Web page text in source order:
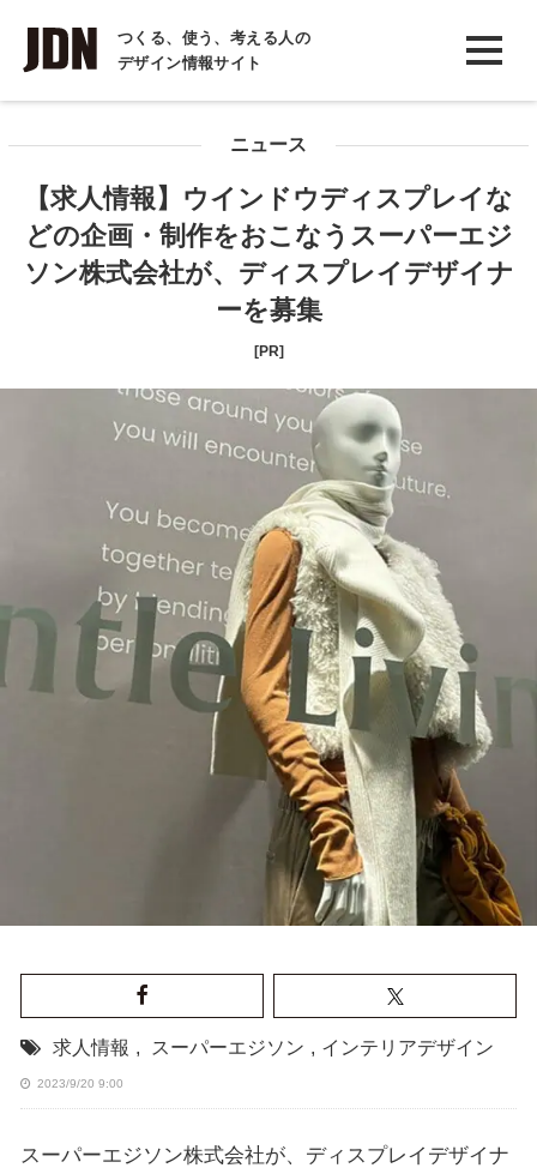
つくる、使う、考える人の
デザイン情報サイト
INTERVIEW
インタビュー
COLUMN
コラム
ニュース
【求人情報】ウインドウディスプレイな
どの企画・制作をおこなうスーパーエジ
ソン株式会社が、ディスプレイデザイナ
ーを募集
[PR]
求人情報 , スーパーエジソン , インテリアデザイン
2023/9/20 9:00
スーパーエジソン株式会社が、ディスプレイデザイナ